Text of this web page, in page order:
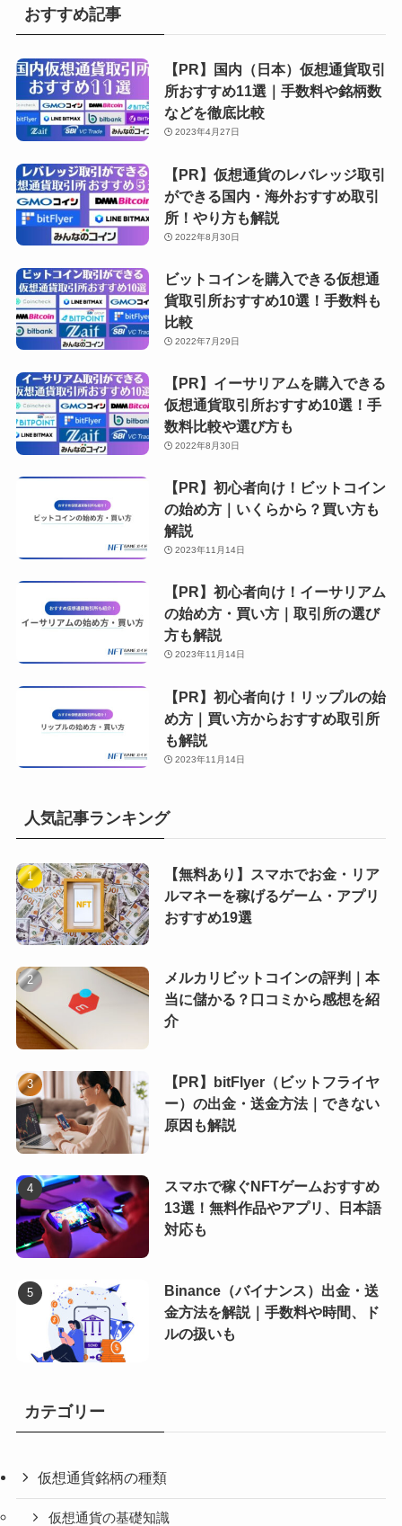
おすすめ記事
【PR】国内（日本）仮想通貨取引
所おすすめ11選｜手数料や銘柄数
などを徹底比較
2023年4月27日
【PR】仮想通貨のレバレッジ取引
ができる国内・海外おすすめ取引
所！やり方も解説
2022年8月30日
ビットコインを購入できる仮想通
貨取引所おすすめ10選！手数料も
比較
2022年7月29日
【PR】イーサリアムを購入できる
仮想通貨取引所おすすめ10選！手
数料比較や選び方も
2022年8月30日
【PR】初心者向け！ビットコイン
の始め方｜いくらから？買い方も
解説
2023年11月14日
【PR】初心者向け！イーサリアム
の始め方・買い方｜取引所の選び
方も解説
2023年11月14日
【PR】初心者向け！リップルの始
め方｜買い方からおすすめ取引所
も解説
2023年11月14日
人気記事ランキング
【無料あり】スマホでお金・リア
ルマネーを稼げるゲーム・アプリ
おすすめ19選
メルカリビットコインの評判｜本
当に儲かる？口コミから感想を紹
介
【PR】bitFlyer（ビットフライヤ
ー）の出金・送金方法｜できない
原因も解説
スマホで稼ぐNFTゲームおすすめ
13選！無料作品やアプリ、日本語
対応も
Binance（バイナンス）出金・送
金方法を解説｜手数料や時間、ド
ルの扱いも
カテゴリー
仮想通貨銘柄の種類
仮想通貨の基礎知識